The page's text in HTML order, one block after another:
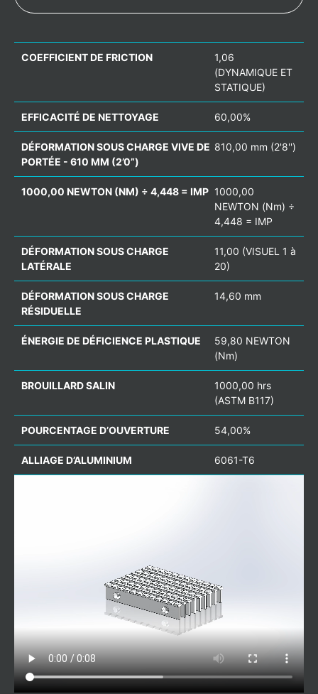
COEFFICIENT DE FRICTION
1,06
(DYNAMIQUE ET
STATIQUE)
EFFICACITÉ DE NETTOYAGE 60,00%
DÉFORMATION SOUS CHARGE VIVE DE
PORTÉE - 610 MM (2’0”)
810,00 mm (2'8'')
1000,00 NEWTON (NM) ÷ 4,448 = IMP 1000,00
NEWTON (Nm) ÷
4,448 = IMP
DÉFORMATION SOUS CHARGE
LATÉRALE
11,00 (VISUEL 1 à
20)
DÉFORMATION SOUS CHARGE
RÉSIDUELLE
14,60 mm
ÉNERGIE DE DÉFICIENCE PLASTIQUE
59,80 NEWTON
(Nm)
BROUILLARD SALIN
1000,00 hrs
(ASTM B117)
POURCENTAGE D’OUVERTURE 54,00%
ALLIAGE D’ALUMINIUM 6061-T6